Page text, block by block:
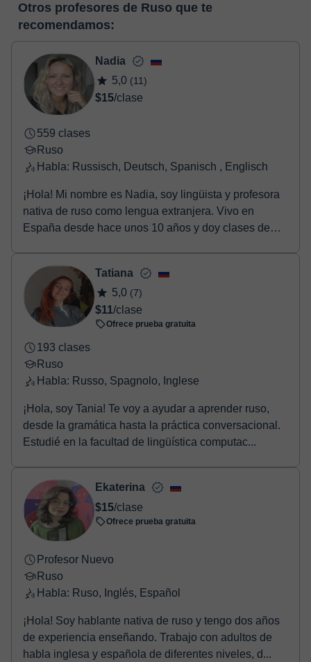
enlace puedes ver una demo del aula y conocerla:
virtual
horas, podrás realizar el pago mediante nuestro TPV virtual.
Tienes dos opciones para efectuar el pago:
- Tarjeta de crédito.
- Paypal.
Una vez realices el pago de la clase, recibirás un e-mail de
confirmación de la reserva.
Otros profesores de Ruso que te
recomendamos:
Nadia
5,0 (11)
$15/clase
559 clases
Ruso
Habla: Russisch, Deutsch, Spanisch , Englisch
¡Hola! Mi nombre es Nadia, soy lingüista y profesora
nativa de ruso como lengua extranjera. Vivo en
España desde hace unos 10 años y doy clases de
Tatiana
5,0 (7)
$11/clase
Ofrece prueba gratuita
193 clases
Ruso
Habla: Russo, Spagnolo, Inglese
¡Hola, soy Tania! Te voy a ayudar a aprender ruso,
desde la gramática hasta la práctica conversacional.
Estudié en la facultad de lingüística computac...
Ekaterina
$15/clase
Ofrece prueba gratuita
Profesor Nuevo
Ruso
Habla: Ruso, Inglés, Español
¡Hola! Soy hablante nativa de ruso y tengo dos años
de experiencia enseñando. Trabajo con adultos de
habla inglesa y española de diferentes niveles, d...